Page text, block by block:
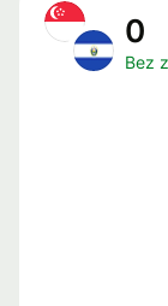
0
Bez